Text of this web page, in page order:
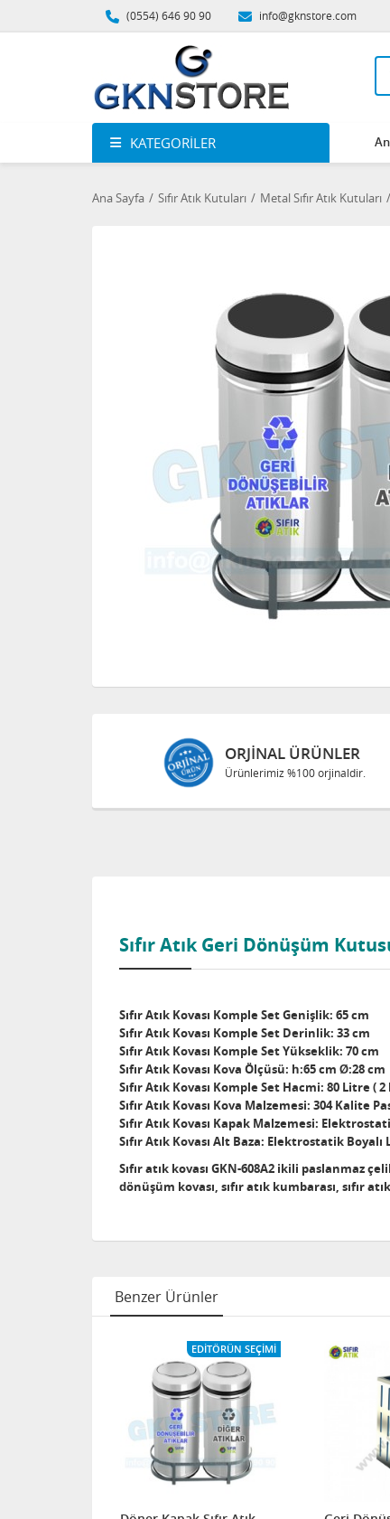
(0554) 646 90 90 info@gknstore.com
KATEGORILER
Ana Sayfa Sıfır Atık Kutuları Metal Sıfır Atık Kutuları
ORJINAL ÜRÜNLER
Ürünlerimiz %100 orjinaldir.
Sıfır Atık Geri Dönüşüm
Sıfır Atık Kovası Komple Set Genişlik: 65 cm
Sıfır Atık Kovası Komple Set Derinlik: 33 cm
Sıfır Atık Kovası Komple Set Yükseklik: 70 cm
Sıfır Atık Kovası Kova Ölçüsü: h:65 cm Ø:28 cm
Sıfır Atık Kovası Komple Set Hacmi: 80 Litre ( 2
Sıfır Atık Kovası Kova Malzemesi: 304 Kalite
Sıfır Atık Kovası Kapak Malzemesi:
Sıfır Atık Kovası Alt Baza: Elektrostatik
Sıfır atık kovası GKN-608A2 ikili paslanmaz
dönüşüm kovası, sıfır atık kumbarası, sıfır
Benzer Ürünler
EDITÖRÜN SEÇIMI